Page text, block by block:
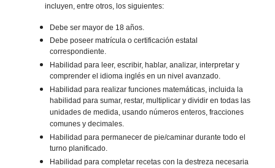
incluyen, entre otros, los siguientes:
Debe ser mayor de 18 años.
Debe poseer matrícula o certificación estatal
correspondiente.
Habilidad para leer, escribir, hablar, analizar, interpretar y
comprender el idioma inglés en un nivel avanzado.
Habilidad para realizar funciones matemáticas, incluida la
habilidad para sumar, restar, multiplicar y dividir en todas las
unidades de medida, usando números enteros, fracciones
comunes y decimales.
Habilidad para permanecer de pie/caminar durante todo el
turno planificado.
Habilidad para completar recetas con la destreza necesaria